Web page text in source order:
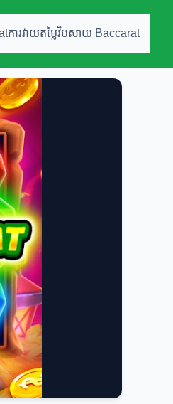
ការវាយតម្លៃវិបសាយ Baccarat